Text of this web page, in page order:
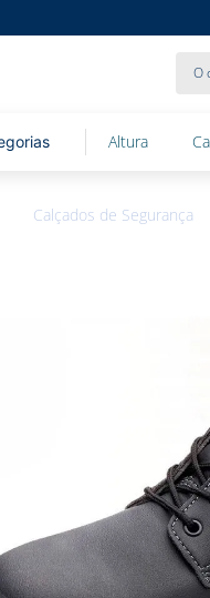
Altura
Calçados de Segurança